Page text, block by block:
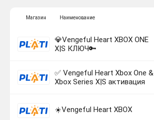
Магазин Наименование
💎Vengeful Heart XBOX ONE
X|S КЛЮЧ🔑
✅ Vengeful Heart Xbox One &
Xbox Series X|S активация
☀️Vengeful Heart XBOX